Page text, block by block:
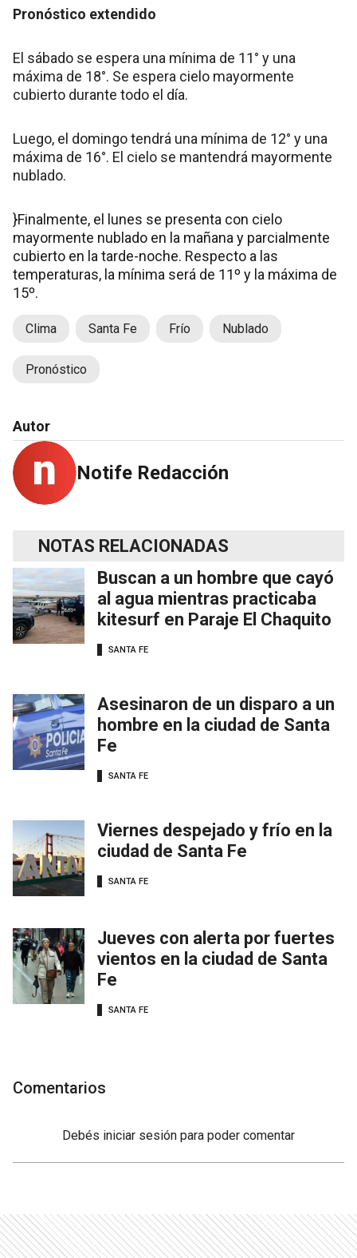
Pronóstico extendido
El sábado se espera una mínima de 11° y una
máxima de 18°. Se espera cielo mayormente
cubierto durante todo el día.
Luego, el domingo tendrá una mínima de 12° y una
máxima de 16°. El cielo se mantendrá mayormente
nublado.
}Finalmente, el lunes se presenta con cielo
mayormente nublado en la mañana y parcialmente
cubierto en la tarde-noche. Respecto a las
temperaturas, la mínima será de 11º y la máxima de
15º.
Clima Santa Fe Frío Nublado
Pronóstico
Autor
Notife Redacción
NOTAS RELACIONADAS
Buscan a un hombre que cayó
al agua mientras practicaba
kitesurf en Paraje El Chaquito
SANTA FE
Asesinaron de un disparo a un
hombre en la ciudad de Santa
Fe
SANTA FE
Viernes despejado y frío en la
ciudad de Santa Fe
SANTA FE
Jueves con alerta por fuertes
vientos en la ciudad de Santa
Fe
SANTA FE
Comentarios
Debés iniciar sesión para poder comentar